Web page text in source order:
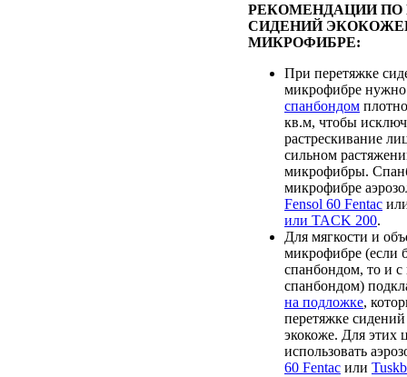
РЕКОМЕНДАЦИИ ПО
СИДЕНИЙ
МИКРОФИБРЕ:
При перетяжке
микрофибре нужно
спанбондом
кв.м, чтобы
растрескивание
сильном
микрофибры.
микрофибре
Fensol 60 Fentac
или TACK 200.
Для мягкости и
микрофибре (если
спанбондом, то и
спанбондом)
на подложке,
перетяжке
экокоже. Для этих
использовать
60 Fentac или